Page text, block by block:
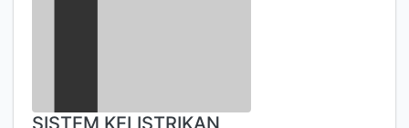
SISTEM KELISTRIKAN